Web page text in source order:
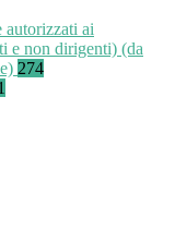
ai
e non dirigenti) (da
274